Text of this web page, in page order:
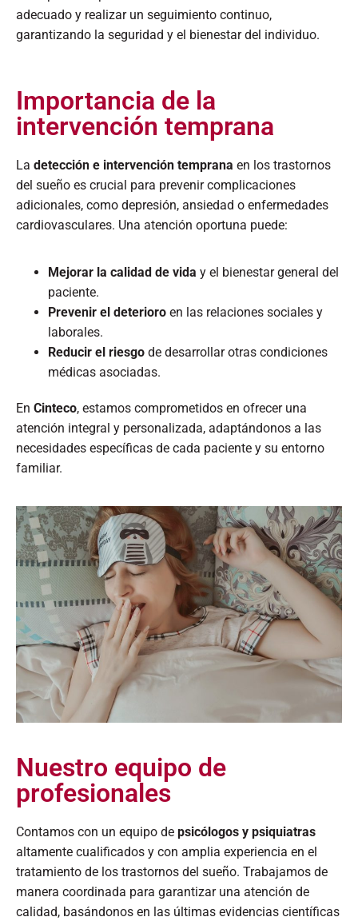
adecuado y realizar un seguimiento continuo,
garantizando la seguridad y el bienestar del individuo.
Importancia de la
intervención temprana
La detección e intervención temprana en los trastornos
del sueño es crucial para prevenir complicaciones
adicionales, como depresión, ansiedad o enfermedades
cardiovasculares. Una atención oportuna puede:​
Mejorar la calidad de vida y el bienestar general del
paciente.​
Prevenir el deterioro en las relaciones sociales y
laborales.​
Reducir el riesgo de desarrollar otras condiciones
médicas asociadas.​
En Cinteco, estamos comprometidos en ofrecer una
atención integral y personalizada, adaptándonos a las
necesidades específicas de cada paciente y su entorno
familiar.​
Nuestro equipo de
profesionales
Contamos con un equipo de psicólogos y psiquiatras
altamente cualificados y con amplia experiencia en el
tratamiento de los trastornos del sueño. Trabajamos de
manera coordinada para garantizar una atención de
calidad, basándonos en las últimas evidencias científicas